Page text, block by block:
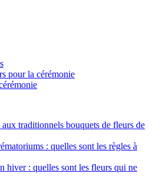
pour la cérémonie
traditionnels bouquets de fleurs de
: quelles sont les règles à
hiver : quelles sont les fleurs qui ne